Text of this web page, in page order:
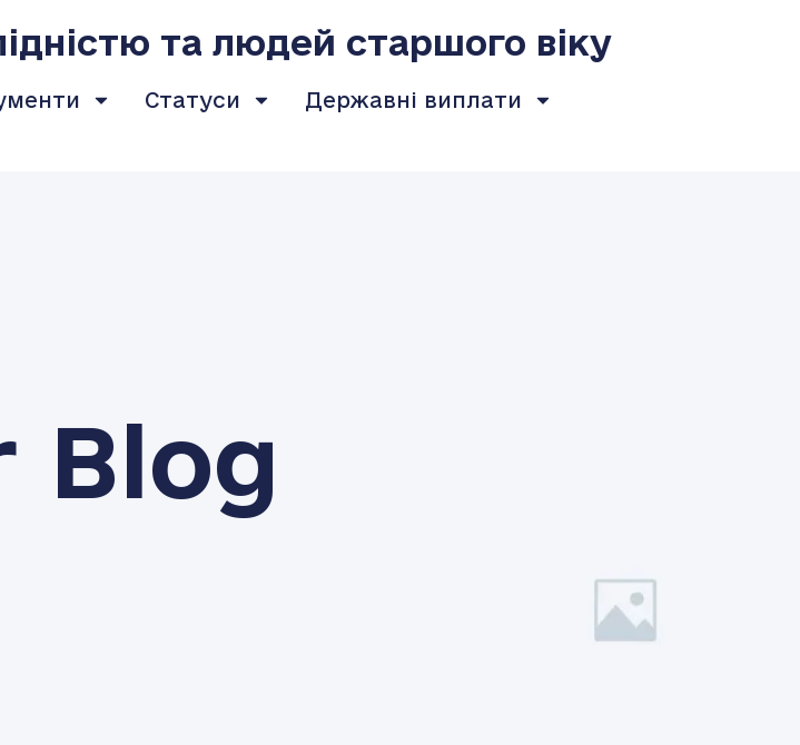
та людей старшого віку
Статуси
Державні виплати
Blog